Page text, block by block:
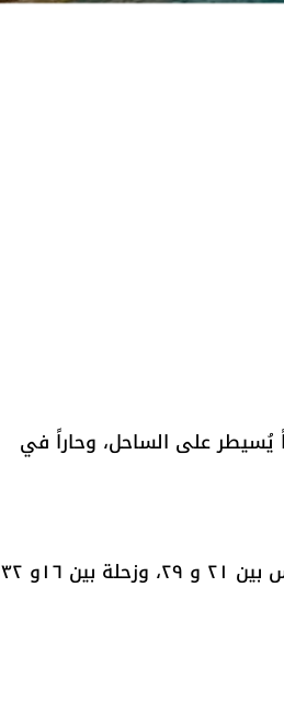
يُسيطر على الساحل، وحاراً في
ملاحظة : معدل درجات الحرارة لشهر حزيران: بيروت بين ٢٢ و ٣٠، طرابلس بين ٢١ و ٢٩، وزحلة بين ١٦و ٣٢